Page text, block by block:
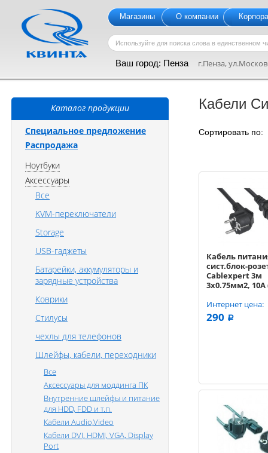
Магазины О компании
Ваш город: Пенза г.Пенза,
Кабели
Сортировать
Кабель
сист.блок-
Cablexpert 3м
3x0.75мм2, 10A
Интернет цена:
290 a
Каталог продукции
Специальное предложение
Распродажа
Ноутбуки
Аксессуары
Все
KVM-переключатели
Storage
USB-гаджеты
Батарейки, аккумуляторы и
зарядные устройства
Коврики
Стилусы
чехлы для телефонов
Шлейфы, кабели, переходники
Все
Аксессуары для моддинга ПК
Внутренние шлейфы и питание
для HDD, FDD и т.п.
Кабели Audio,Video
Кабели DVI, HDMI, VGA, Display
Port